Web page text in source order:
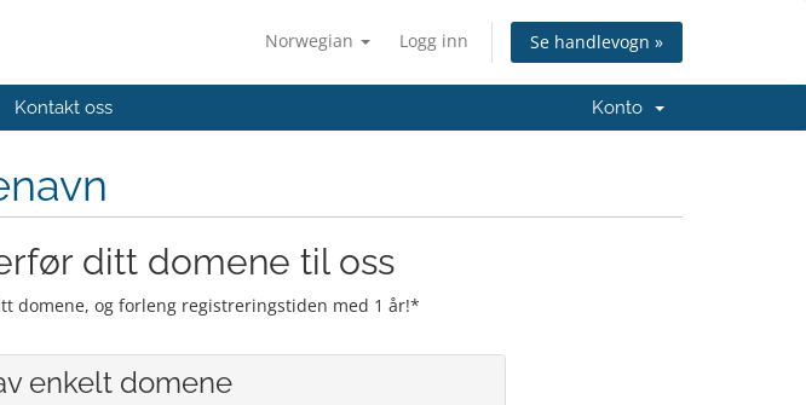
Norwegian Logg inn Se handlevogn »
Kontakt oss Konto
ditt domene til oss
domene, og forleng registreringstiden med 1 år!*
enkelt domene